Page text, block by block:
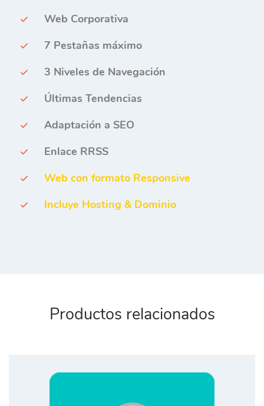
Web Corporativa
7 Pestañas máximo
3 Niveles de Navegación
Últimas Tendencias
Adaptación a SEO
Enlace RRSS
Web con formato Responsive
Incluye Hosting & Dominio
Productos relacionados